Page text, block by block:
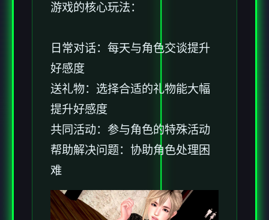
游戏的核心玩法：
日常对话：每天与角色交谈提升
好感度
送礼物：选择合适的礼物能大幅
提升好感度
共同活动：参与角色的特殊活动
帮助解决问题：协助角色处理困
难